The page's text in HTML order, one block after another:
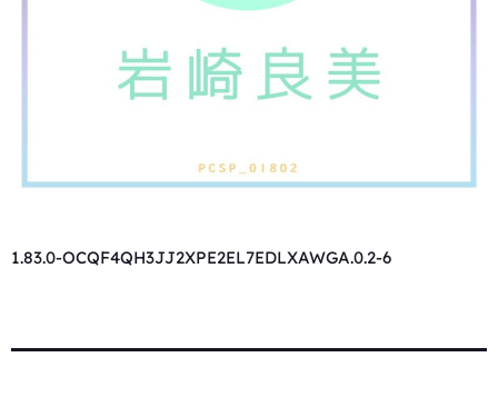
1.83.0-OCQF4QH3JJ2XPE2EL7EDLXAWGA.0.2-6